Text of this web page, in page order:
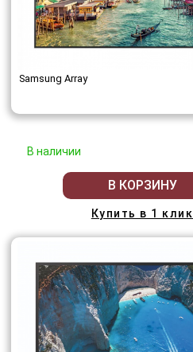
Samsung Array
В наличии
В КОРЗИНУ
Купить в 1 клик